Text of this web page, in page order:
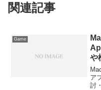
関連記事
Game
や
ア
討